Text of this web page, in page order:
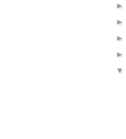
►
►
►
►
▼